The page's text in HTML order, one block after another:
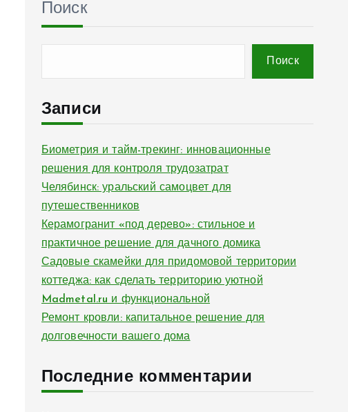
Поиск
Поиск
Записи
Биометрия и тайм-трекинг: инновационные
решения для контроля трудозатрат
Челябинск: уральский самоцвет для
путешественников
Керамогранит «под дерево»: стильное и
практичное решение для дачного домика
Садовые скамейки для придомовой территории
коттеджа: как сделать территорию уютной
Madmetal.ru и функциональной
Ремонт кровли: капитальное решение для
долговечности вашего дома
Последние комментарии